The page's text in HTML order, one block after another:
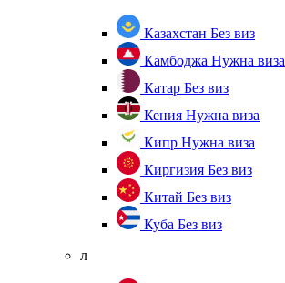
Казахстан Без виз
Камбоджа Нужна виза
Катар Без виз
Кения Нужна виза
Кипр Нужна виза
Киргизия Без виз
Китай Без виз
Куба Без виз
л